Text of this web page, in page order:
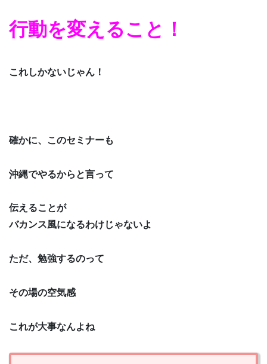
行動を変えること！
これしかないじゃん！
確かに、このセミナーも
沖縄でやるからと言って
伝えることが
バカンス風になるわけじゃないよ
ただ、勉強するのって
その場の空気感
これが大事なんよね